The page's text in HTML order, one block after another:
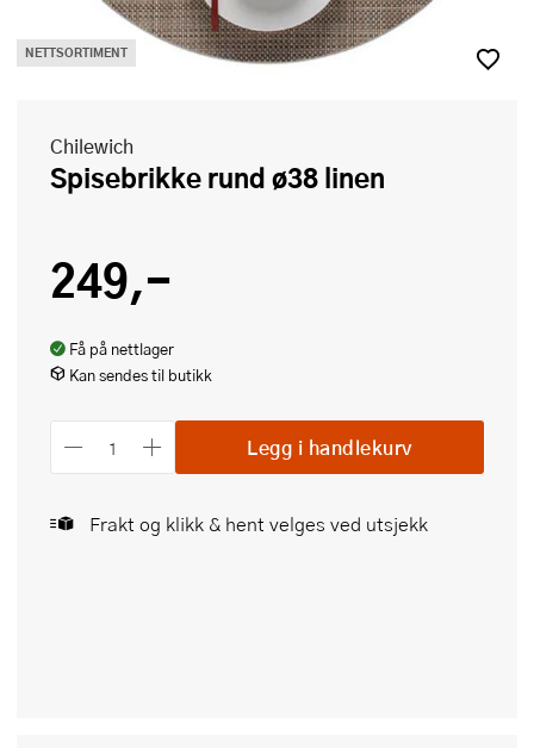
NETTSORTIMENT
Chilewich
Spisebrikke rund ø38 linen
249,-
Få på nettlager
Kan sendes til butikk
Legg i handlekurv
Frakt og klikk & hent velges ved utsjekk